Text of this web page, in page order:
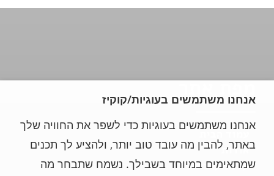
מפת אתר
עמוד הבית
אודות
על המערכת
אנחנו משתמשים בעוגיות/קוקיז
אנחנו משתמשים בעוגיות כדי לשפר את החוויה שלך
באתר, להבין מה עובד טוב יותר, ולהציע לך תכנים
שמתאימים במיוחד בשבילך. נשמח שתבחר מה